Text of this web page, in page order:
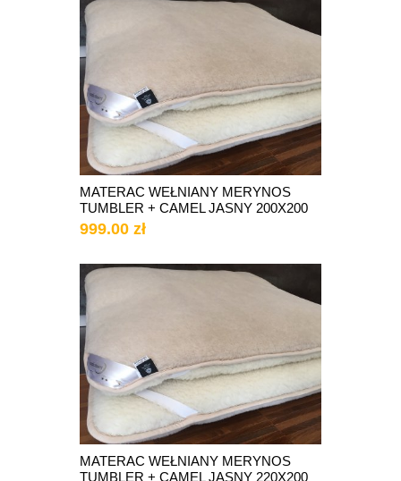
MATERAC WEŁNIANY MERYNOS
TUMBLER + CAMEL JASNY 200X200
999.00 zł
MATERAC WEŁNIANY MERYNOS
TUMBLER + CAMEL JASNY 220X200